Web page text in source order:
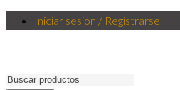
Iniciar sesión / Registrarse